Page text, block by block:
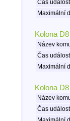
Čas
Maximální
Kolona
Název
Čas
Maximální
Kolona
Název
Čas